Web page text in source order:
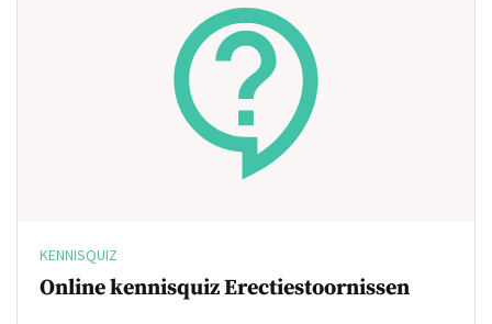
KENNISQUIZ
Online kennisquiz Erectiestoornissen